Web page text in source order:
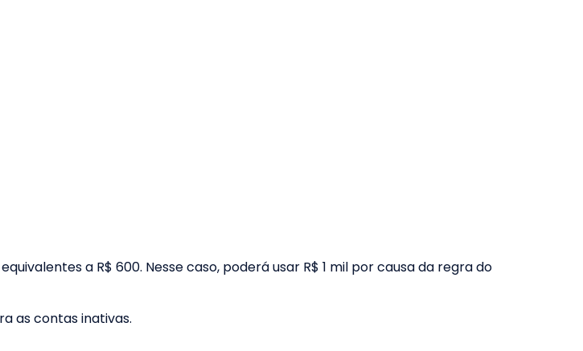
a R$ 600. Nesse caso, poderá usar R$ 1 mil por causa da regra do
as contas inativas.